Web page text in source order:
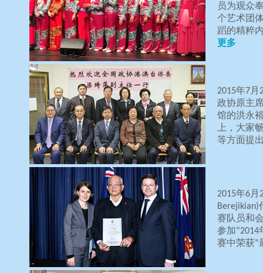
员为观众
个艺术团
蹈的精粹
更多
2015年7
政协原主
馆的洪永
上，大家
等方面提
2015年6月
赛队员和
参加
赛中荣获“